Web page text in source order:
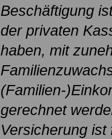
Beschäftigung
der privaten
haben, mit
(Familien-
gerechnet
Versicherung